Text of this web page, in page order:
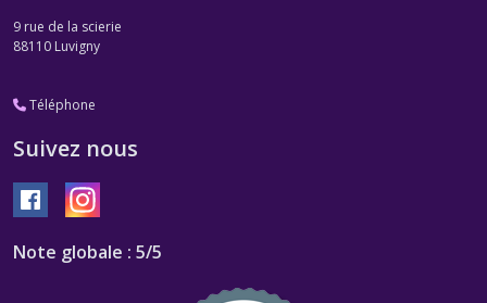
9 rue de la scierie
88110 Luvigny
Téléphone
Suivez nous
Note globale : 5/5